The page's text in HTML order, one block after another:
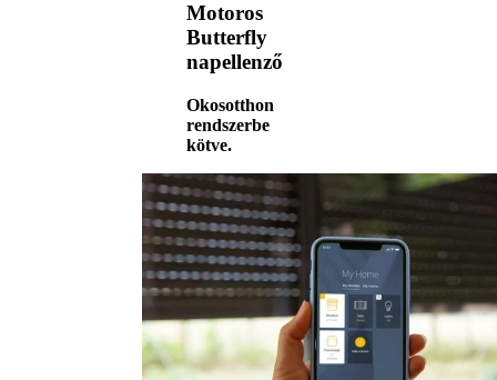
Motoros
Butterfly
napellenző
Okosotthon
rendszerbe
kötve.